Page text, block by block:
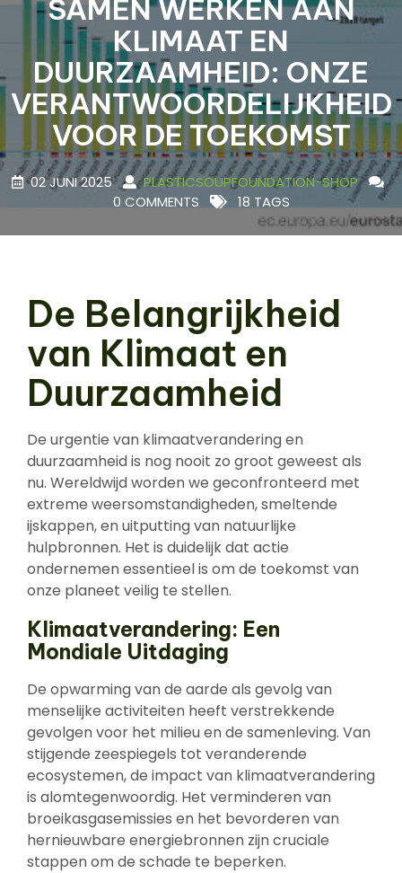
SAMEN WERKEN AAN
KLIMAAT EN
DUURZAAMHEID: ONZE
VERANTWOORDELIJKHEID
VOOR DE TOEKOMST
02 JUNI 2025
PLASTICSOUPFOUNDATION-SHOP
0 COMMENTS
18 TAGS
De Belangrijkheid
van Klimaat en
Duurzaamheid
De urgentie van klimaatverandering en
duurzaamheid is nog nooit zo groot geweest als
nu. Wereldwijd worden we geconfronteerd met
extreme weersomstandigheden, smeltende
ijskappen, en uitputting van natuurlijke
hulpbronnen. Het is duidelijk dat actie
ondernemen essentieel is om de toekomst van
onze planeet veilig te stellen.
Klimaatverandering: Een
Mondiale Uitdaging
De opwarming van de aarde als gevolg van
menselijke activiteiten heeft verstrekkende
gevolgen voor het milieu en de samenleving. Van
stijgende zeespiegels tot veranderende
ecosystemen, de impact van klimaatverandering
is alomtegenwoordig. Het verminderen van
broeikasgasemissies en het bevorderen van
hernieuwbare energiebronnen zijn cruciale
stappen om de schade te beperken.